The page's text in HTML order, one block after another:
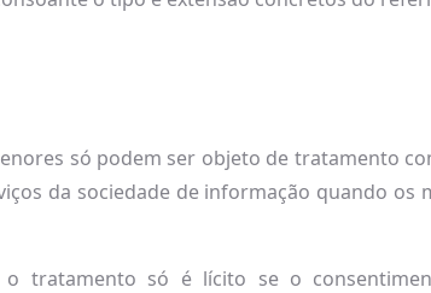
só podem ser objeto de tratamento
da sociedade de informação quando
tratamento só é lícito se o